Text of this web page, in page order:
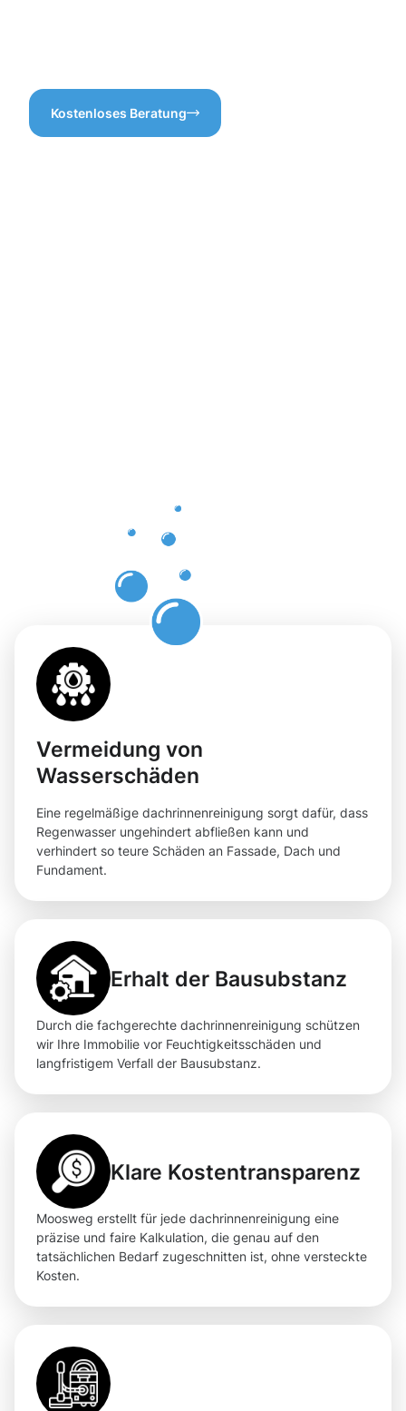
Kostenloses Beratung
Vermeidung von
Wasserschäden
Eine regelmäßige dachrinnenreinigung sorgt dafür, dass
Regenwasser ungehindert abfließen kann und
verhindert so teure Schäden an Fassade, Dach und
Fundament.
Erhalt der Bausubstanz
Durch die fachgerechte dachrinnenreinigung schützen
wir Ihre Immobilie vor Feuchtigkeitsschäden und
langfristigem Verfall der Bausubstanz.
Klare Kostentransparenz
Moosweg erstellt für jede dachrinnenreinigung eine
präzise und faire Kalkulation, die genau auf den
tatsächlichen Bedarf zugeschnitten ist, ohne versteckte
Kosten.